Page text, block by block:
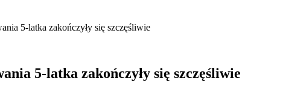
5-latka zakończyły się szczęśliwie
5-latka zakończyły się szczęśliwie